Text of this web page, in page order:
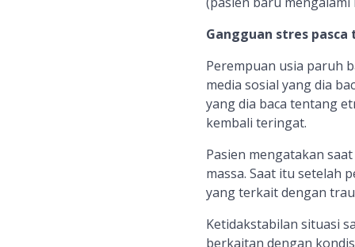
Gangguan stres
Perempuan usia paruh
media sosial yang dia
yang dia baca tentang
kembali teringat.
Pasien mengatakan
massa. Saat itu setelah
yang terkait dengan
Ketidakstabilan situasi
berkaitan dengan